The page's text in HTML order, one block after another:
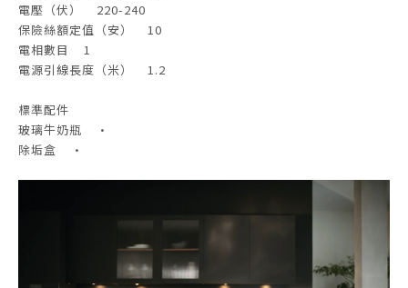
電壓（伏） 220-240
保險絲額定值（安） 10
電相數目 1
電源引線長度（米） 1.2
標準配件
玻璃牛奶瓶 •
除垢盒 •